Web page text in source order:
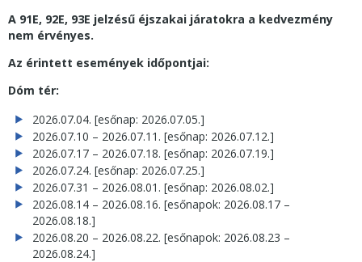
A 91E, 92E, 93E jelzésű éjszakai járatokra a kedvezmény
nem érvényes.
Az érintett események időpontjai:
Dóm tér:
2026.07.04. [esőnap: 2026.07.05.]
2026.07.10 – 2026.07.11. [esőnap: 2026.07.12.]
2026.07.17 – 2026.07.18. [esőnap: 2026.07.19.]
2026.07.24. [esőnap: 2026.07.25.]
2026.07.31 – 2026.08.01. [esőnap: 2026.08.02.]
2026.08.14 – 2026.08.16. [esőnapok: 2026.08.17 –
2026.08.18.]
2026.08.20 – 2026.08.22. [esőnapok: 2026.08.23 –
2026.08.24.]